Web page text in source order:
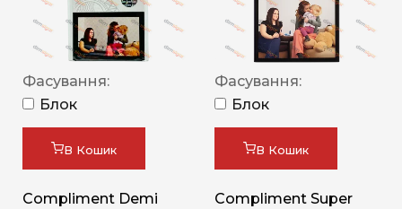
Фасування:
Блок
В Кошик
Compliment Demi
Фасування:
Блок
В Кошик
Compliment Super